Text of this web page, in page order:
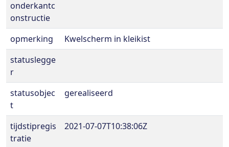
onderkantc
onstructie
opmerking
Kwelscherm in kleikist
statuslegge
r
statusobjec
t
gerealiseerd
tijdstipregis
tratie
2021-07-07T10:38:06Z